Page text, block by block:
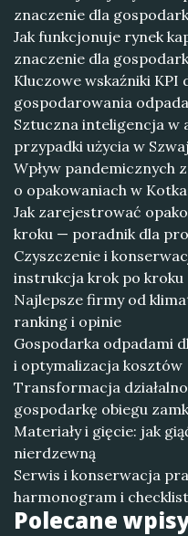
znaczenie dla
Jak funkcjonuje rynek
znaczenie dla
Kluczowe wskaźniki
gospodarowania
Sztuczna inteligencja w
przypadki użycia w
Wpływ pandemicznych
o opakowaniach w
Jak zarejestrować
kroku — poradnik dla
Czyszczenie i
instrukcja krok po kroku
Najlepsze firmy od
ranking i opinie
Gospodarka odpadami
i optymalizacja kosztów
Transformacja
gospodarkę obiegu
Materiały i gięcie: jak
nierdzewną
Serwis i konserwacja
harmonogram i
Polecane